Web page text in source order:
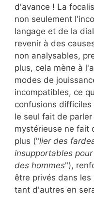
d'avance ! La
non seulement
langage et de la
revenir à des
non analysables,
plus, cela mène à
modes de
incompatibles, ce
confusions
le seul fait de
mystérieuse ne fait
plus ("lier des
insupportables
des hommes"),
être privés dans
tant d'autres en